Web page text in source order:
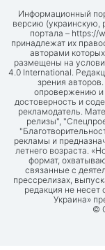
Информационный
версию (украинскую,
портала – https://
принадлежат их
авторами
размещены на
4.0 International.
зрения
опровержению и
достоверность и
рекламодатель.
релизы",
рекламы и
летнего возраста.
формат,
связанные с
прессрелизах,
редакция не
Украина»
©